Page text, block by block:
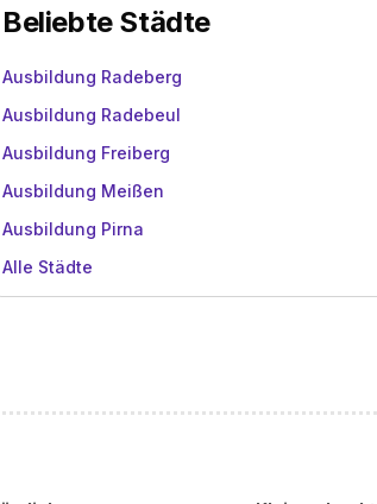
Beliebte Städte
Ausbildung Radeberg
Ausbildung Radebeul
Ausbildung Freiberg
Ausbildung Meißen
Ausbildung Pirna
Alle Städte